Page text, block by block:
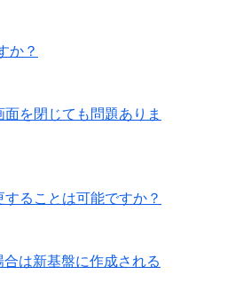
か？
を閉じても問題ありま
ることは可能ですか？
合は新基盤に作成される